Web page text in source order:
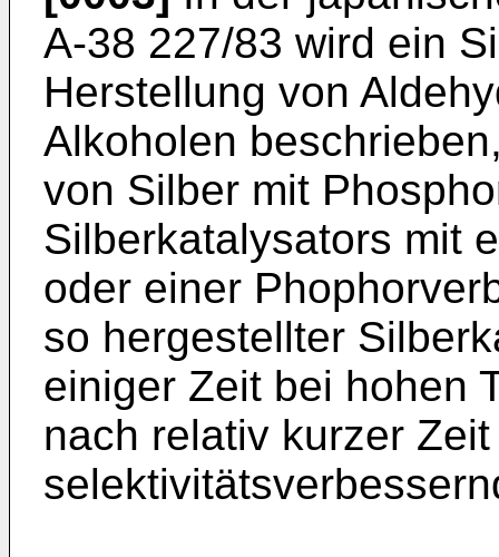
A-38 227/83 wird ein
Herstellung von
Alkoholen
von Silber mit
Silberkatalysators mit
oder einer
so hergestellter
einiger Zeit bei hohen
nach relativ kurzer